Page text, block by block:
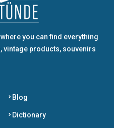
you can find everything
vintage products, souvenirs
Blog
Dictionary